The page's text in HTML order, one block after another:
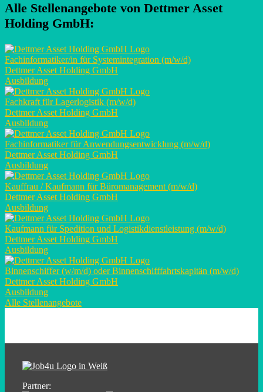
Alle Stellenangebote von Dettmer Asset
Holding GmbH:
Fachinformatiker/in für Systemintegration (m/w/d)
Dettmer Asset Holding GmbH
Ausbildung
Fachkraft für Lagerlogistik (m/w/d)
Dettmer Asset Holding GmbH
Ausbildung
Fachinformatiker für Anwendungsentwicklung (m/w/d)
Dettmer Asset Holding GmbH
Ausbildung
Kauffrau / Kaufmann für Büromanagement (m/w/d)
Dettmer Asset Holding GmbH
Ausbildung
Kaufmann für Spedition und Logistikdienstleistung (m/w/d)
Dettmer Asset Holding GmbH
Ausbildung
Binnenschiffer (w/m/d) oder Binnenschifffahrtskapitän (m/w/d)
Dettmer Asset Holding GmbH
Ausbildung
Alle Stellenangebote
Partner: